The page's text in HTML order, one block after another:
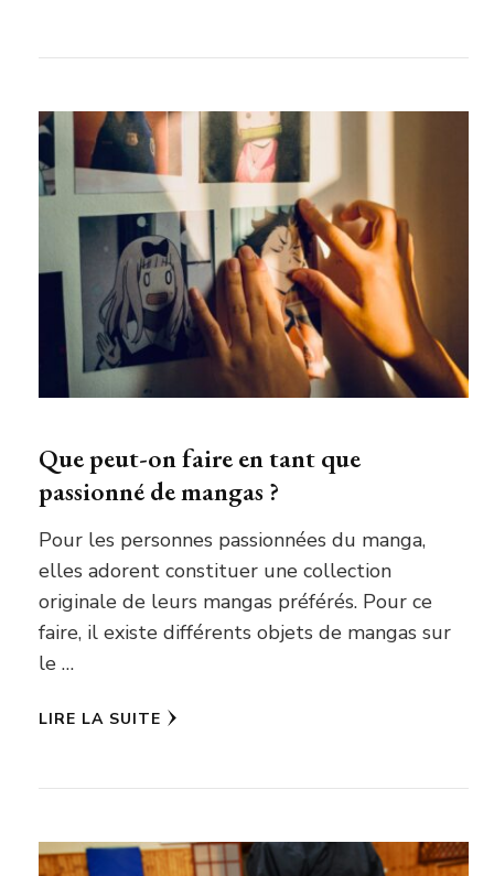
Que peut-on faire en tant que
passionné de mangas ?
Pour les personnes passionnées du manga,
elles adorent constituer une collection
originale de leurs mangas préférés. Pour ce
faire, il existe différents objets de mangas sur
le …
LIRE LA SUITE